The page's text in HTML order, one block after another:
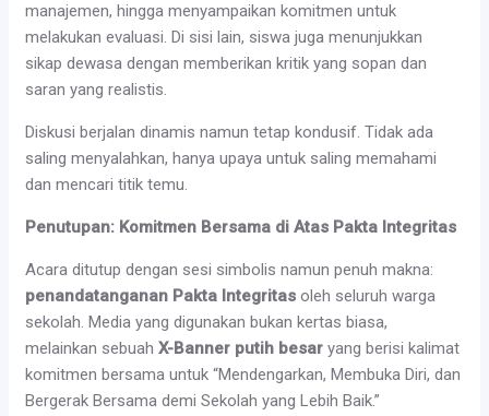
manajemen, hingga menyampaikan komitmen untuk
melakukan evaluasi. Di sisi lain, siswa juga menunjukkan
sikap dewasa dengan memberikan kritik yang sopan dan
saran yang realistis.
Diskusi berjalan dinamis namun tetap kondusif. Tidak ada
saling menyalahkan, hanya upaya untuk saling memahami
dan mencari titik temu.
Penutupan: Komitmen Bersama di Atas Pakta Integritas
Acara ditutup dengan sesi simbolis namun penuh makna:
penandatanganan Pakta Integritasoleh seluruh warga
sekolah. Media yang digunakan bukan kertas biasa,
melainkan sebuahX-Banner putih besar yang berisi kalimat
komitmen bersama untuk “Mendengarkan, Membuka Diri, dan
Bergerak Bersama demi Sekolah yang Lebih Baik.”